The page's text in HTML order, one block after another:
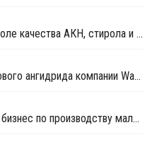
Индия отменила приказ о контроле качества АКН, стирола и малеинового ангидрида
Завод по производству малеинового ангидрида компании Wanhua Chemical повысил производительность
Huntsman закроет европейский бизнес по производству малеинового ангидрида